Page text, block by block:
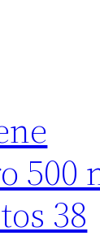
500
38